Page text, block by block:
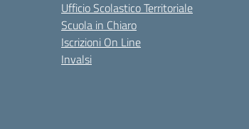
Ufficio Scolastico Territoriale
Scuola in Chiaro
Iscrizioni On Line
Invalsi